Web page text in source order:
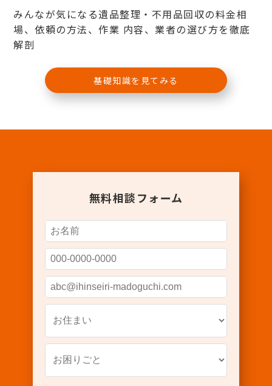
みんなが気になる遺品整理・不用品回収の料金相
場、依頼の方法、作業 内容、業者の選び方を徹底
解剖
基礎知識を見てみる
無料相談フォーム